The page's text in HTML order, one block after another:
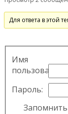
Для ответа в этой
Имя
пользователя:
Пароль:
Запомнить